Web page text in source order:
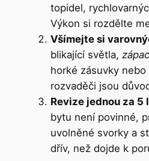
topidel,
Výkon si rozdělte
Všímejte si
blikající světla,
horké zásuvky nebo
rozvaděči jsou
Revize jednou za 5
bytu není povinné,
uvolněné svorky a
dřív, než dojde k